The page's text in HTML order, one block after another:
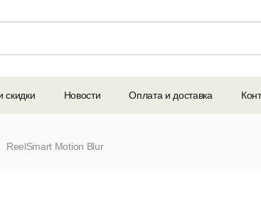
скидки Новости Оплата и доставка
ReelSmart Motion Blur